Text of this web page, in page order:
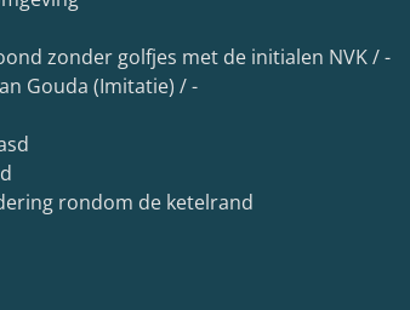
zonder golfjes met de initialen NVK / -
Gouda (Imitatie) / -
rondom de ketelrand